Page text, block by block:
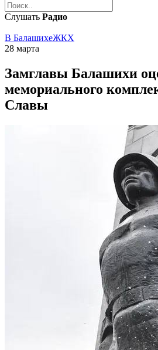
Слушать Радио
В БалашихеЖКХ
28 марта
Замглавы Балашихи
мемориального
Славы